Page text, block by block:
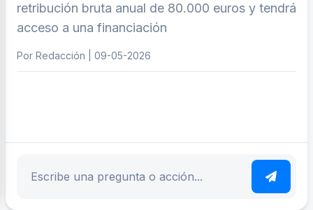
retribución bruta anual de 80.000 euros y tendrá
acceso a una financiación
Por Redacción | 09-05-2026
Escribe tu pregunta